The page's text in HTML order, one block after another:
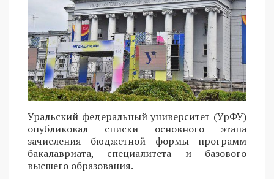
Уральский федеральный университет (УрФУ)
опубликовал списки основного этапа
зачисления бюджетной формы программ
бакалавриата, специалитета и базового
высшего образования.